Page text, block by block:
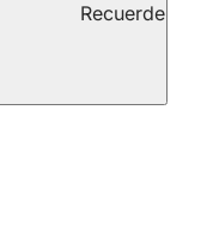
Recuerde